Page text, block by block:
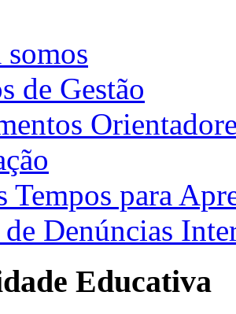
somos
de Gestão
Tempos para
Denúncias
Educativa